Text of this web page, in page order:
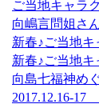
ご当地キャラ
向嶋言問姐さ
新春♪ご当地
新春♪ご当地
向島七福神め
2017.12.16-17